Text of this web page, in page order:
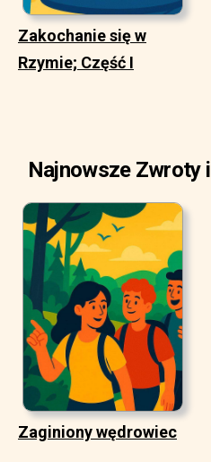
Zakochanie się w
Rzymie; Część I
Najnowsze Zwroty
Zaginiony wędrowiec